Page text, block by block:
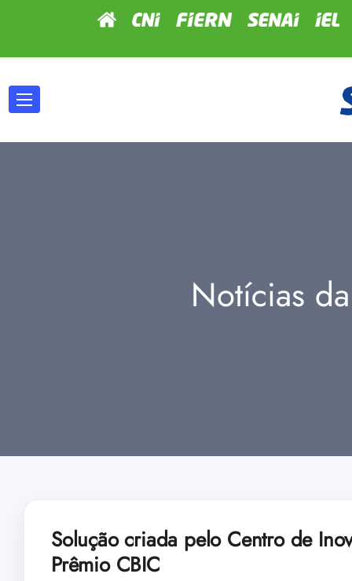
Notícias
Solução criada pelo Centro de
Prêmio CBIC